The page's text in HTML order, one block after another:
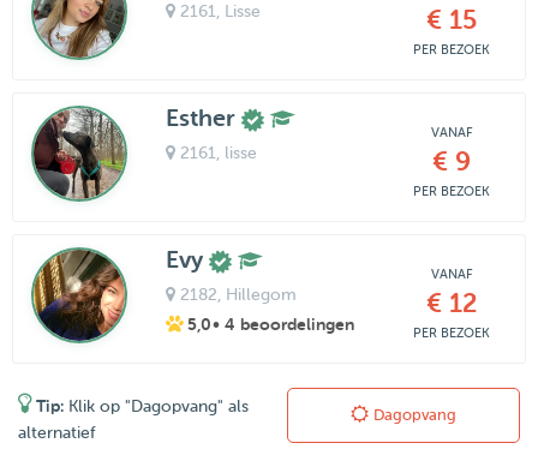
2161 , Lisse € 15
PER BEZOEK
Esther
2161 , lisse
VANAF
€ 9
PER BEZOEK
Evy
2182 , Hillegom
5,0• 4 beoordelingen
VANAF
€ 12
PER BEZOEK
Tip: Klik op "Dagopvang" als
alternatief
Dagopvang